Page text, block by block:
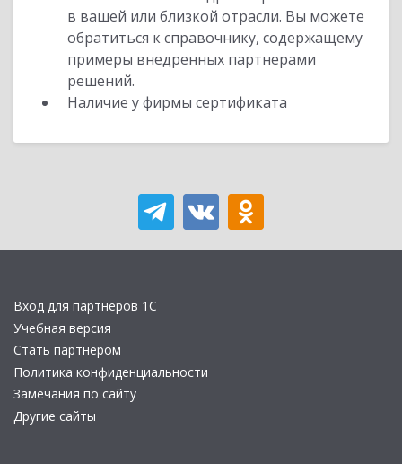
в вашей или близкой отрасли. Вы можете
обратиться к справочнику, содержащему
примеры внедренных партнерами
решений.
Наличие у фирмы сертификата
Вход для партнеров 1С
Учебная версия
Стать партнером
Политика конфиденциальности
Замечания по сайту
Другие сайты